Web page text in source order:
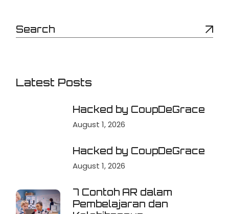
Latest Posts
Hacked by CoupDeGrace
August 1, 2026
Hacked by CoupDeGrace
August 1, 2026
7 Contoh AR dalam
Pembelajaran dan